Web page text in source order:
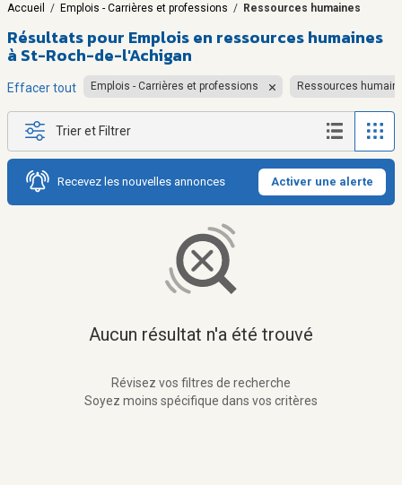
Accueil / Emplois - Carrières et professions / Ressources humaines
Résultats pour Emplois en ressources humaines
à St-Roch-de-l'Achigan
Effacer tout Emplois - Carrières et professions Ressources
Trier et Filtrer
Recevez les nouvelles annonces Activer une alerte
Aucun résultat n'a été trouvé
Révisez vos filtres de recherche
Soyez moins spécifique dans vos critères